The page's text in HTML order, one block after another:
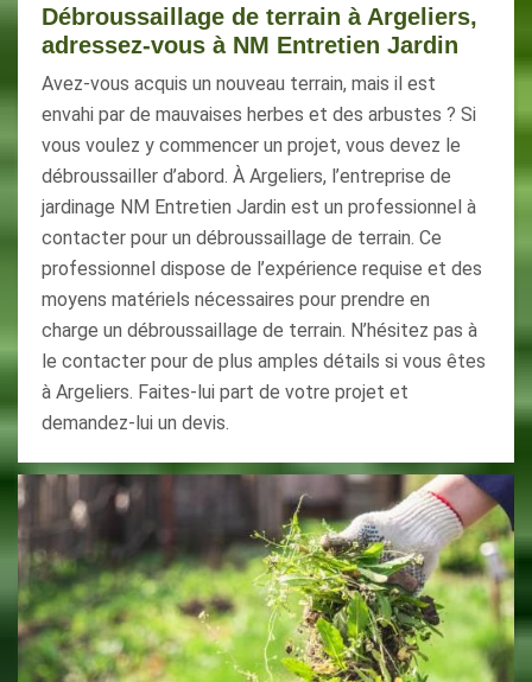
Débroussaillage de terrain à Argeliers,
adressez-vous à NM Entretien Jardin
Avez-vous acquis un nouveau terrain, mais il est
envahi par de mauvaises herbes et des arbustes ? Si
vous voulez y commencer un projet, vous devez le
débroussailler d’abord. À Argeliers, l’entreprise de
jardinage NM Entretien Jardin est un professionnel à
contacter pour un débroussaillage de terrain. Ce
professionnel dispose de l’expérience requise et des
moyens matériels nécessaires pour prendre en
charge un débroussaillage de terrain. N’hésitez pas à
le contacter pour de plus amples détails si vous êtes
à Argeliers. Faites-lui part de votre projet et
demandez-lui un devis.